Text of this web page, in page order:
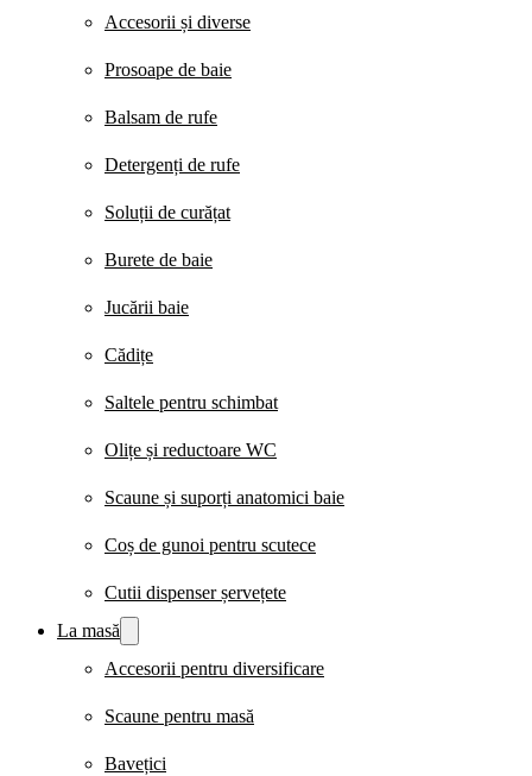
Accesorii și diverse
Prosoape de baie
Balsam de rufe
Detergenți de rufe
Soluții de curățat
Burete de baie
Jucării baie
Cădițe
Saltele pentru schimbat
Olițe și reductoare WC
Scaune și suporți anatomici baie
Coș de gunoi pentru scutece
Cutii dispenser șervețete
La masă
Accesorii pentru diversificare
Scaune pentru masă
Bavețici